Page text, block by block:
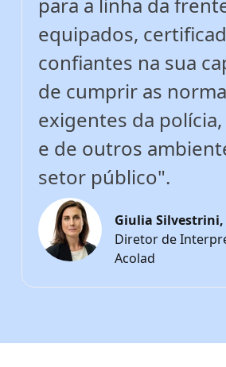
equipados,
confiantes na sua
de cumprir as
exigentes da
e de outros
setor público".
Giulia Silvestrini,
Diretor de
Acolad